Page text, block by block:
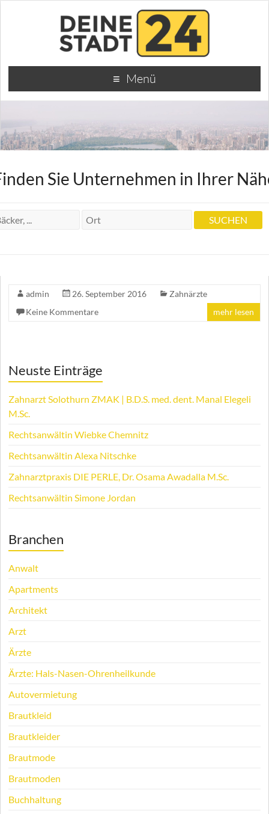
Menü
Sie Unternehmen in Ihrer
admin 26. September 2016
Zahnärzte
Keine Kommentare
mehr lesen
Neuste Einträge
Zahnarzt Solothurn ZMAK | B.D.S. med. dent. Manal Elegeli
M.Sc.
Rechtsanwältin Wiebke Chemnitz
Rechtsanwältin Alexa Nitschke
Zahnarztpraxis DIE PERLE, Dr. Osama Awadalla M.Sc.
Rechtsanwältin Simone Jordan
Branchen
Anwalt
Apartments
Architekt
Arzt
Ärzte
Ärzte: Hals-Nasen-Ohrenheilkunde
Autovermietung
Brautkleid
Brautkleider
Brautmode
Brautmoden
Buchhaltung